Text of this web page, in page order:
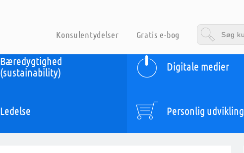
Konsulentydelser Gratis e-bog
Bæredygtighed
(sustainability)
Digitale medier
Ledelse Personlig udvikling